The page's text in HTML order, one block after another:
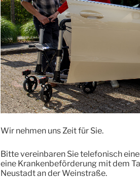
Wir nehmen uns Zeit für Sie.
Bitte vereinbaren Sie telefonisch
eine Krankenbeförderung mit dem
Neustadt an der Weinstraße.